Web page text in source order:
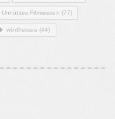
Unnützes Filmwissen (77)
wörthersee (44)